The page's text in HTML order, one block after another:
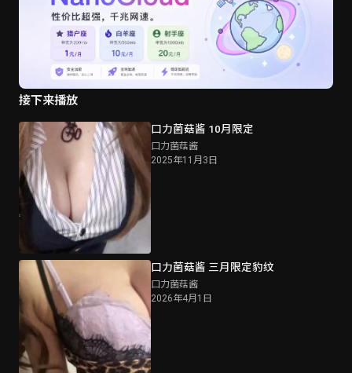
接下来播放
口力菌菇酱 10月限定
口力菌菇酱
2025年11月3日
口力菌菇酱 三月限定豹纹
口力菌菇酱
2026年4月1日